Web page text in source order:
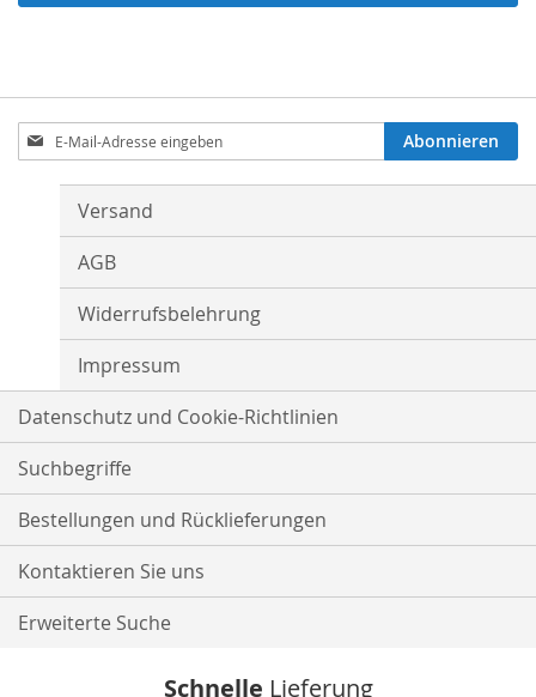
Anmeldung
zum
Newsletter:
Abonnieren
Versand
AGB
Widerrufsbelehrung
Impressum
Datenschutz und Cookie-Richtlinien
Suchbegriffe
Bestellungen und Rücklieferungen
Kontaktieren Sie uns
Erweiterte Suche
Schnelle Lieferung